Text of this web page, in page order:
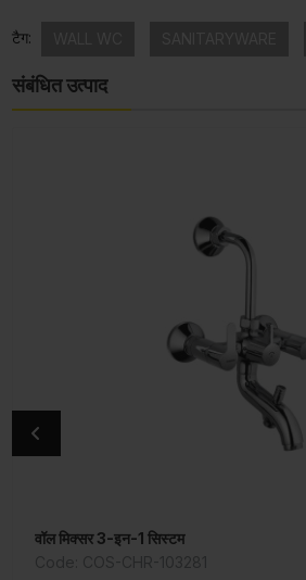
टैग:
संबंधित उत्पाद
वॉल मिक्सर 3-इन-1 सिस्टम
हैंड शॉवर